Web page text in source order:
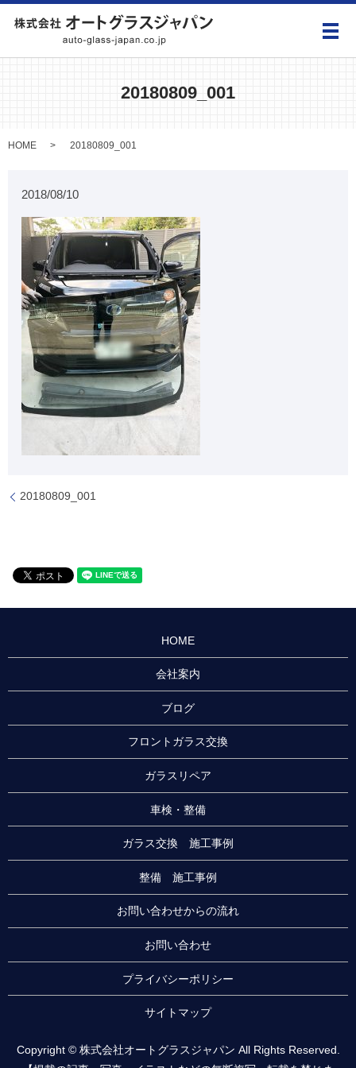
メ
20180809_001
HOME 20180809_001
2018/08/10
20180809_001
HOME
会社案内
ブログ
フロントガラス交換
ガラスリペア
車検・整備
ガラス交換 施工事例
整備 施工事例
お問い合わせからの流れ
お問い合わせ
プライバシーポリシー
サイトマップ
Copyright © 株式会社オートグラスジャパン All Rights Reserved.